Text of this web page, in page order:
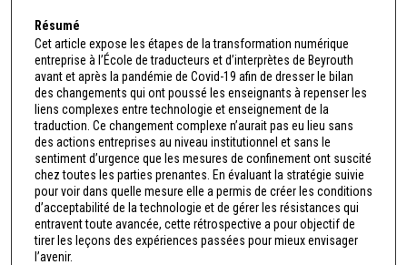
Résumé
Cet article expose les étapes de la transformation numérique
entreprise à l’École de traducteurs et d’interprètes de Beyrouth
avant et après la pandémie de Covid-19 afin de dresser le bilan
des changements qui ont poussé les enseignants à repenser les
liens complexes entre technologie et enseignement de la
traduction. Ce changement complexe n’aurait pas eu lieu sans
des actions entreprises au niveau institutionnel et sans le
sentiment d’urgence que les mesures de confinement ont suscité
chez toutes les parties prenantes. En évaluant la stratégie suivie
pour voir dans quelle mesure elle a permis de créer les conditions
d’acceptabilité de la technologie et de gérer les résistances qui
entravent toute avancée, cette rétrospective a pour objectif de
tirer les leçons des expériences passées pour mieux envisager
l’avenir.